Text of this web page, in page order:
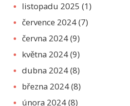
listopadu 2025 (1)
července 2024(7)
června 2024(9)
května 2024(9)
dubna 2024(8)
března 2024(8)
února 2024(8)